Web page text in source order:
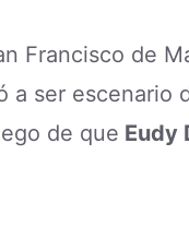
Francisco de
a ser escenario
de que Eudy